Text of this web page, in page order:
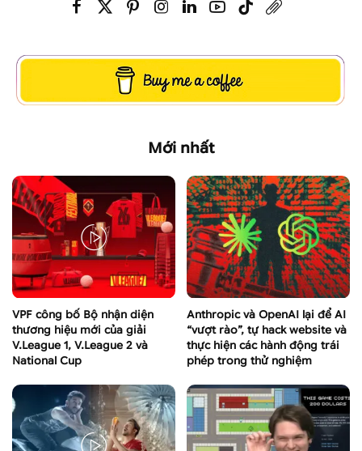
Mới nhất
VPF công bố Bộ nhận diện
thương hiệu mới của giải
V.League 1, V.League 2 và
National Cup
Anthropic và OpenAI lại để AI
“vượt rào”, tự hack website và
thực hiện các hành động trái
phép trong thử nghiệm